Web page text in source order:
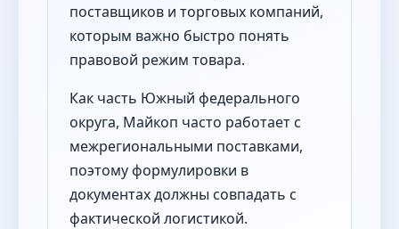
поставщиков и торговых компаний,
которым важно быстро понять
правовой режим товара.
Как часть Южный федерального
округа, Майкоп часто работает с
межрегиональными поставками,
поэтому формулировки в
документах должны совпадать с
фактической логистикой.